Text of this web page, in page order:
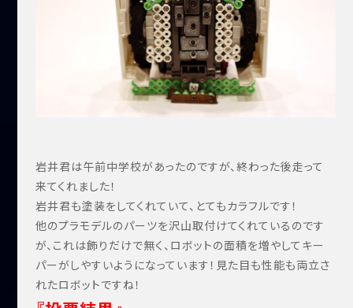
岩井君は午前中学校があったのですが、終わった後走って
来てくれました！
岩井君も塗装をしてくれていて、とてもカラフルです！
他のプラモデルのパーツを沢山取付けてくれているのです
が、これは飾りだけで無く、ロボットの面積を増やしてキー
パーがしやすいようになっています！見た目も性能も両立さ
れたロボットですね！